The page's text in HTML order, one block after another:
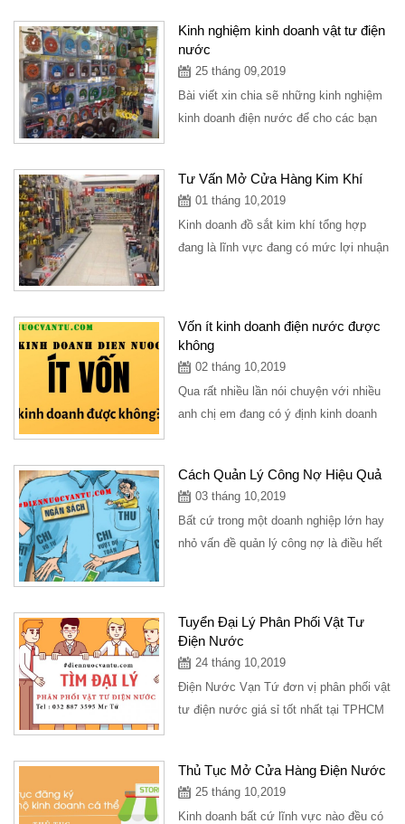
Kinh nghiệm kinh doanh vật tư điện
nước
25 tháng 09,2019
Bài viết xin chia sẽ những kinh nghiệm
kinh doanh điện nước để cho các bạn
Tư Vấn Mở Cửa Hàng Kim Khí
01 tháng 10,2019
Kinh doanh đồ sắt kim khí tổng hợp
đang là lĩnh vực đang có mức lợi nhuận
Vốn ít kinh doanh điện nước được
không
02 tháng 10,2019
Qua rất nhiều lần nói chuyện với nhiều
anh chị em đang có ý định kinh doanh
Cách Quản Lý Công Nợ Hiệu Quả
03 tháng 10,2019
Bất cứ trong một doanh nghiệp lớn hay
nhỏ vấn đề quản lý công nợ là điều hết
Tuyển Đại Lý Phân Phối Vật Tư
Điện Nước
24 tháng 10,2019
Điện Nước Vạn Tứ đơn vị phân phối vật
tư điện nước giá sỉ tốt nhất tại TPHCM
Thủ Tục Mở Cửa Hàng Điện Nước
25 tháng 10,2019
Kinh doanh bất cứ lĩnh vực nào đều có